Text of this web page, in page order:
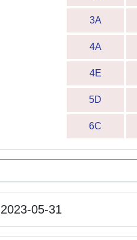
3A
4A
4E
5D
6C
05-31